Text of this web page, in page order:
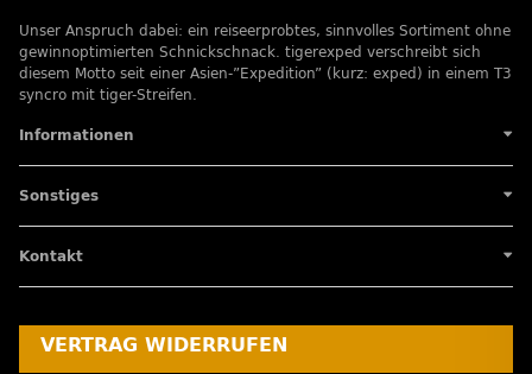
Unser Anspruch dabei: ein reiseerprobtes, sinnvolles Sortiment ohne
gewinnoptimierten Schnickschnack. tigerexped verschreibt sich
diesem Motto seit einer Asien-”Expedition” (kurz: exped) in einem T3
syncro mit tiger-Streifen.
Informationen
Sonstiges
Kontakt
VERTRAG WIDERRUFEN